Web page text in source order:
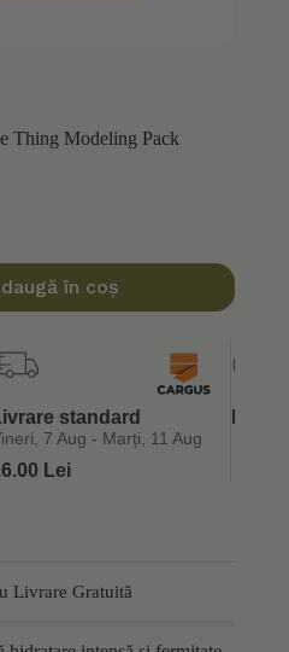
Thing Modeling Pack
în coș
standard
7 Aug - Marți, 11 Aug
Lei
Livrare Gratuită